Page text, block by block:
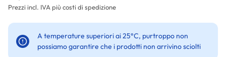
Prezzi incl. IVA più costi di spedizione
A temperature superiori ai 25°C, purtroppo non
possiamo garantire che i prodotti non arrivino sciolti